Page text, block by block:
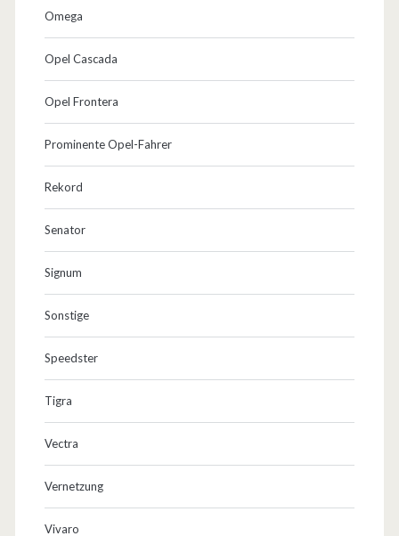
Omega
Opel Cascada
Opel Frontera
Prominente Opel-Fahrer
Rekord
Senator
Signum
Sonstige
Speedster
Tigra
Vectra
Vernetzung
Vivaro